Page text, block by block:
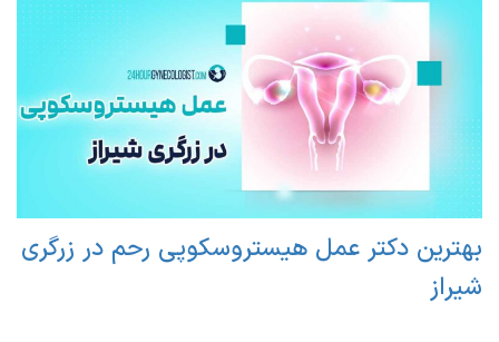
بهترین دکتر عمل هیستروسکوپی رحم در زرگری
شیراز